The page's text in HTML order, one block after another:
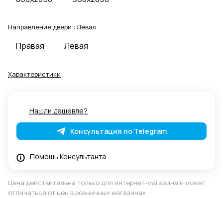
Направление двери : Левая
Правая Левая
Характеристики
Нашли дешевле?
Консультация по Telegram
Помощь Консультанта
Цена действительна только для интернет-магазина и может
отличаться от цен в розничных магазинах